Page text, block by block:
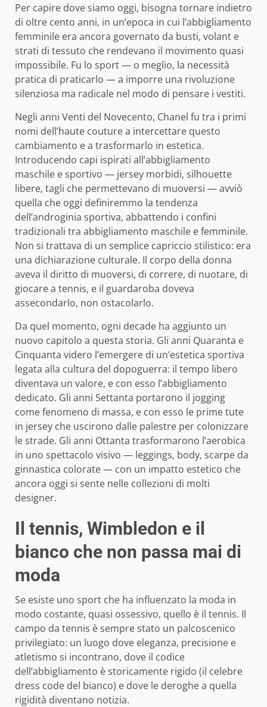
Per capire dove siamo oggi, bisogna tornare indietro
di oltre cento anni, in un’epoca in cui l’abbigliamento
femminile era ancora governato da busti, volant e
strati di tessuto che rendevano il movimento quasi
impossibile. Fu lo sport — o meglio, la necessità
pratica di praticarlo — a imporre una rivoluzione
silenziosa ma radicale nel modo di pensare i vestiti.
Negli anni Venti del Novecento, Chanel fu tra i primi
nomi dell’haute couture a intercettare questo
cambiamento e a trasformarlo in estetica.
Introducendo capi ispirati all’abbigliamento
maschile e sportivo — jersey morbidi, silhouette
libere, tagli che permettevano di muoversi — avviò
quella che oggi definiremmo la tendenza
dell’androginia sportiva, abbattendo i confini
tradizionali tra abbigliamento maschile e femminile.
Non si trattava di un semplice capriccio stilistico: era
una dichiarazione culturale. Il corpo della donna
aveva il diritto di muoversi, di correre, di nuotare, di
giocare a tennis, e il guardaroba doveva
assecondarlo, non ostacolarlo.
Da quel momento, ogni decade ha aggiunto un
nuovo capitolo a questa storia. Gli anni Quaranta e
Cinquanta videro l’emergere di un’estetica sportiva
legata alla cultura del dopoguerra: il tempo libero
diventava un valore, e con esso l’abbigliamento
dedicato. Gli anni Settanta portarono il jogging
come fenomeno di massa, e con esso le prime tute
in jersey che uscirono dalle palestre per colonizzare
le strade. Gli anni Ottanta trasformarono l’aerobica
in uno spettacolo visivo — leggings, body, scarpe da
ginnastica colorate — con un impatto estetico che
ancora oggi si sente nelle collezioni di molti
designer.
Il tennis, Wimbledon e il
bianco che non passa mai di
moda
Se esiste uno sport che ha influenzato la moda in
modo costante, quasi ossessivo, quello è il tennis. Il
campo da tennis è sempre stato un palcoscenico
privilegiato: un luogo dove eleganza, precisione e
atletismo si incontrano, dove il codice
dell’abbigliamento è storicamente rigido (il celebre
dress code del bianco) e dove le deroghe a quella
rigidità diventano notizia.